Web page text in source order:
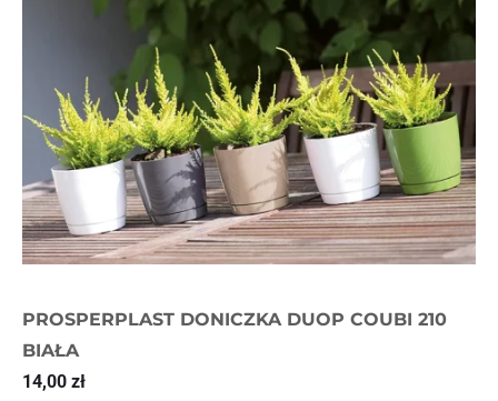
PROSPERPLAST DONICZKA DUOP COUBI 210
BIAŁA
14,00 zł